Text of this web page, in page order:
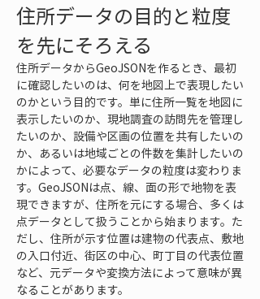
住所データの目的と粒度
を先にそろえる
住所データからGeoJSONを作るとき、最初
に確認したいのは、何を地図上で表現したい
のかという目的です。単に住所一覧を地図に
表示したいのか、現地調査の訪問先を管理し
たいのか、設備や区画の位置を共有したいの
か、あるいは地域ごとの件数を集計したいの
かによって、必要なデータの粒度は変わりま
す。GeoJSONは点、線、面の形で地物を表
現できますが、住所を元にする場合、多くは
点データとして扱うことから始まります。た
だし、住所が示す位置は建物の代表点、敷地
の入口付近、街区の中心、町丁目の代表位置
など、元データや変換方法によって意味が異
なることがあります。